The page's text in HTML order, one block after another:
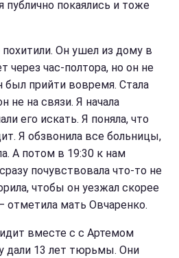
публично покаялись и тоже
похитили. Он ушел из дому в
через час-полтора, но он не
прийти вовремя. Стала
не на связи. Я начала
его искать. Я поняла, что
Я обзвонила все больницы,
А потом в 19:30 к нам
почувствовала что-то не
чтобы он уезжал скорее
отметила мать Овчаренко.
вместе с с Артемом
дали 13 лет тюрьмы. Они